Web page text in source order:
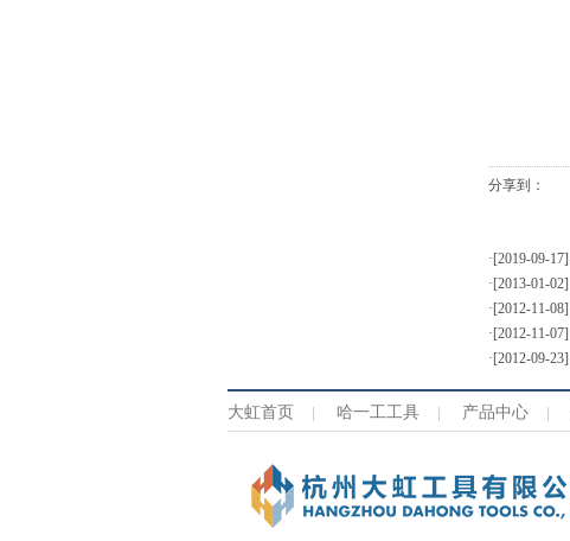
分享到：
·[2019-09-17]
·[2013-01-02]
·[2012-11-08]
·[2012-11-07]
·[2012-09-23]
大虹首页 哈一工工具 产品中心